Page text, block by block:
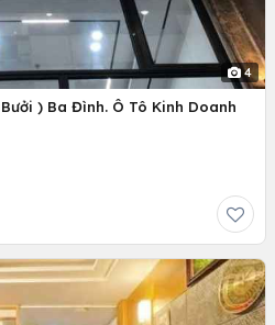
4
) Ba Đình. Ô Tô Kinh Doanh